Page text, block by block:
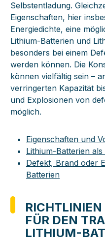
Selbstentladung.
Eigenschaften, hier
Energiedichte, eine
Lithium-Batterien und
besonders bei einem
werden können. Die
können vielfältig sein –
verringerten Kapazität
und Explosionen von
möglich.
Eigenschaften und
Lithium-Batterien
Defekt, Brand oder
Batterien
FÜR DEN
LITHIUM-